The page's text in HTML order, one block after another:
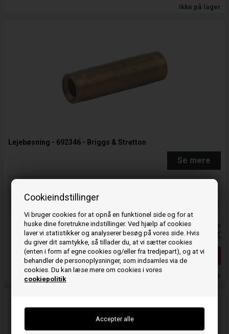
Cookieindstillinger
Vi bruger cookies for at opnå en funktionel side og for at
huske dine foretrukne indstillinger. Ved hjælp af cookies
laver vi statistikker og analyserer besøg på vores side. Hvis
du giver dit samtykke, så tillader du, at vi sætter cookies
(enten i form af egne cookies og/eller fra tredjepart), og at vi
behandler de personoplysninger, som indsamles via de
cookies. Du kan læse mere om cookies i vores
cookiepolitik
Ikke på lager
Lejebøsning - 692346 - Briggs & Stratton
Se mere
Din ordre afsendes på mandag
Priserne er inkl. moms
142,00 DKK
Udsolgt
Ikke på lager